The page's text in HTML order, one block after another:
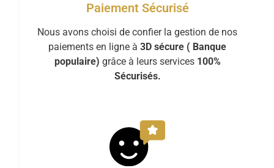
Paiement Sécurisé
Nous avons choisi de confier la gestion de nos
paiements en ligne à 3D sécure ( Banque
populaire) grâce à leurs services 100%
Sécurisés.